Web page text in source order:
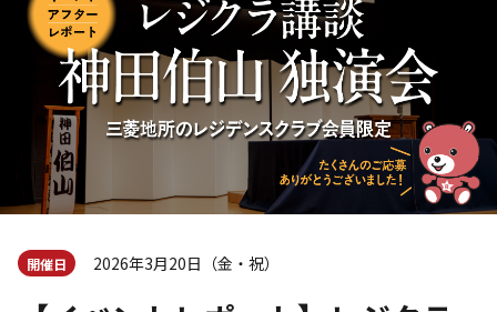
開催日 2026年3月20日（金・祝）